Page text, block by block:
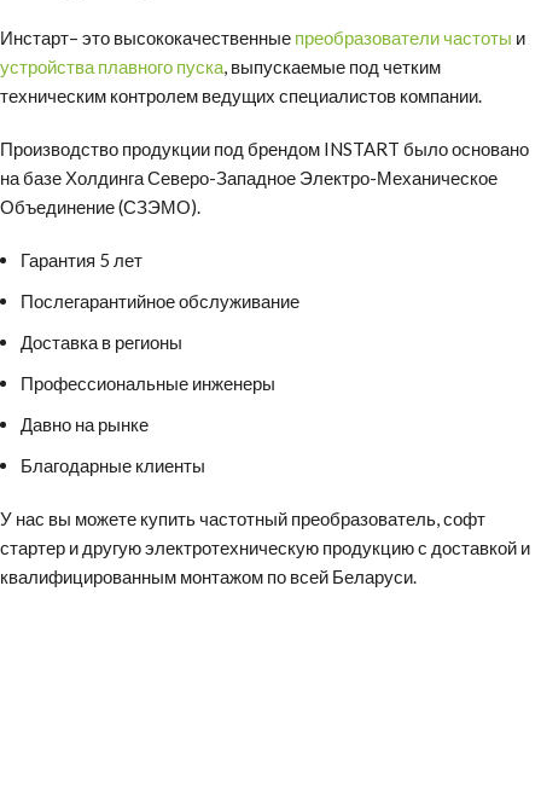
Инстарт– это высококачественные преобразователи частоты и
устройства плавного пуска, выпускаемые под четким
техническим контролем ведущих специалистов компании.
Производство продукции под брендом INSTART было основано
на базе Холдинга Северо-Западное Электро-Механическое
Объединение (СЗЭМО).
Гарантия 5 лет
Послегарантийное обслуживание
Доставка в регионы
Профессиональные инженеры
Давно на рынке
Благодарные клиенты
У нас вы можете купить частотный преобразователь,софт
стартер и другую электротехническую продукцию с доставкой и
квалифицированным монтажом по всей Беларуси.